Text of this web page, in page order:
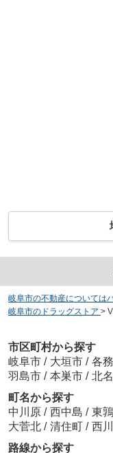
岐阜市の不動産については
岐阜市のドラッグストア >
市区町村から探す
岐阜市 / 大垣市 / 各
羽島市 / 本巣市 / 北
町名から探す
中川原 / 西中島 / 東鶉
大菅北 / 清住町 / 西
路線から探す